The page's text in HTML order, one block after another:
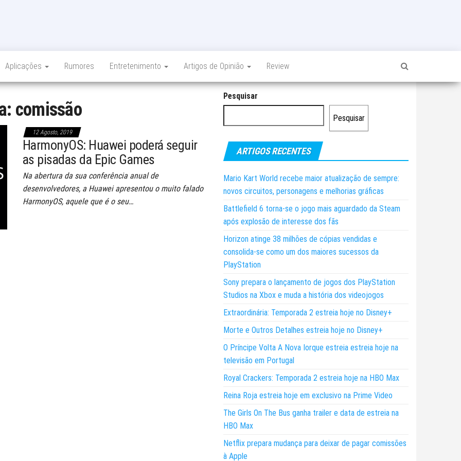
Aplicações Rumores Entretenimento Artigos de Opinião Review
comissão
12 Agosto, 2019
HarmonyOS: Huawei poderá seguir
as pisadas da Epic Games
Na abertura da sua conferência anual de
desenvolvedores, a Huawei apresentou o muito falado
HarmonyOS, aquele que é o seu…
Pesquisar
Pesquisar
ARTIGOS RECENTES
Mario Kart World recebe maior atualização de sempre:
novos circuitos, personagens e melhorias gráficas
Battlefield 6 torna-se o jogo mais aguardado da Steam
após explosão de interesse dos fãs
Horizon atinge 38 milhões de cópias vendidas e
consolida-se como um dos maiores sucessos da
PlayStation
Sony prepara o lançamento de jogos dos PlayStation
Studios na Xbox e muda a história dos videojogos
Extraordinária: Temporada 2 estreia hoje no Disney+
Morte e Outros Detalhes estreia hoje no Disney+
O Príncipe Volta A Nova Iorque estreia estreia hoje na
televisão em Portugal
Royal Crackers: Temporada 2 estreia hoje na HBO Max
Reina Roja estreia hoje em exclusivo na Prime Video
The Girls On The Bus ganha trailer e data de estreia na
HBO Max
Netflix prepara mudança para deixar de pagar comissões
à Apple